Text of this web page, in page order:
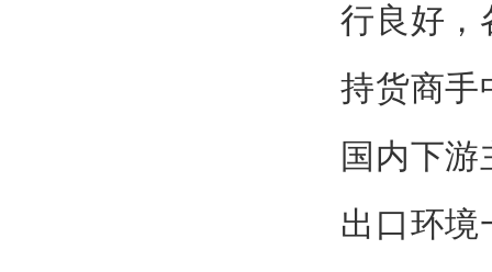
行良好，
持货商手
国内下
出口环